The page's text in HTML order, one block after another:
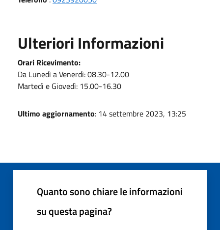
Ulteriori Informazioni
Orari Ricevimento:
Da Lunedì a Venerdì: 08.30-12.00
Martedì e Giovedì: 15.00-16.30
Ultimo aggiornamento: 14 settembre 2023, 13:25
Quanto sono chiare le informazioni
su questa pagina?